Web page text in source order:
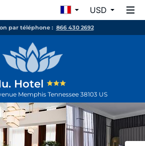
USD
par téléphone : 866 430 2692
Hotel
Memphis Tennessee 38103 US